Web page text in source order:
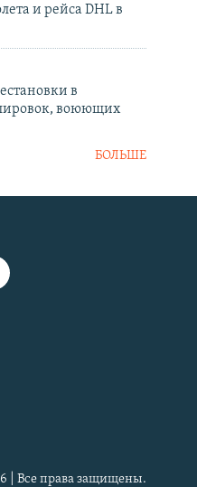
и рейса DHL в
в
воюющих
БОЛЬШЕ
| Все права защищены.